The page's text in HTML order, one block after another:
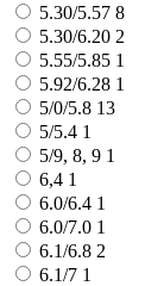
5.30/5.57 8
5.30/6.20 2
5.55/5.85 1
5.92/6.28 1
5/0/5.8 13
5/5.4 1
5/9, 8, 9 1
6,4 1
6.0/6.4 1
6.0/7.0 1
6.1/6.8 2
6.1/7 1